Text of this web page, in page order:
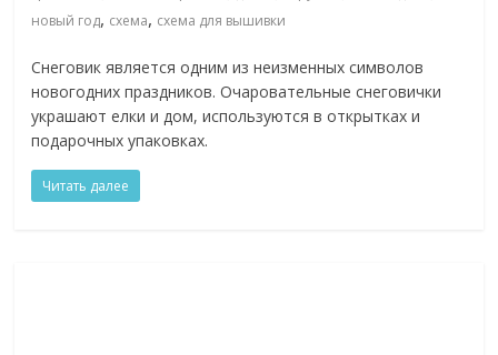
новый год, схема, схема для вышивки
Снеговик является одним из неизменных символов
новогодних праздников. Очаровательные снеговички
украшают елки и дом, используются в открытках и
подарочных упаковках.
Читать далее